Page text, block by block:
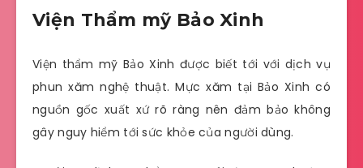
Viện Thẩm mỹ Bảo Xinh
Viện thẩm mỹ Bảo Xinh được biết tới với dịch vụ
phun xăm nghệ thuật. Mực xăm tại Bảo Xinh có
nguồn gốc xuất xứ rõ ràng nên đảm bảo không
gây nguy hiểm tới sức khỏe của người dùng.